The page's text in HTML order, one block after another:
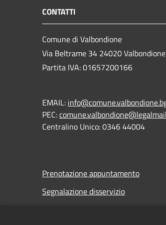
CONTATTI
Comune di Valbondione
Via Beltrame 34 24020
Partita IVA: 01657200166
EMAIL:
PEC:
Centralino Unico: 0346 44004
Prenotazione appuntamento
Segnalazione disservizio